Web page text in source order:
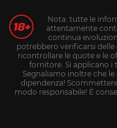
Nota: tutte le
attentamente
continua
potrebbero verificarsi
ricontrollare le quote e le
fornitore. Si applicano i
Segnaliamo inoltre che
dipendenza!
modo responsabile! È